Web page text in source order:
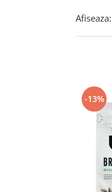
Afiseaza:
-13%